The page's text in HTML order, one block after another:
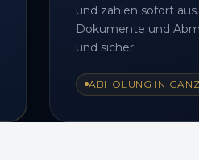
und zahlen sofort
Dokumente und
und sicher.
ABHOLUNG IN